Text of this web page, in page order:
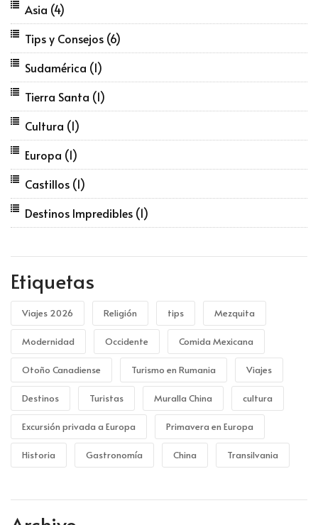
Asia (4)
Tips y Consejos (6)
Sudamérica (1)
Tierra Santa (1)
Cultura (1)
Europa (1)
Castillos (1)
Destinos Impredibles (1)
Etiquetas
Viajes 2026 Religión tips Mezquita
Modernidad Occidente Comida Mexicana
Otoño Canadiense Turismo en Rumania Viajes
Destinos Turistas Muralla China cultura
Excursión privada a Europa Primavera en Europa
Historia Gastronomía China Transilvania